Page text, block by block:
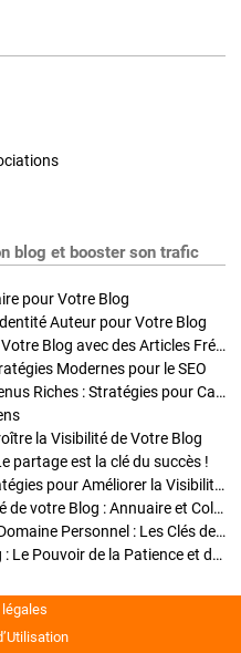
blog et booster son trafic
pour Votre Blog
Auteur pour Votre Blog
Stratégies de Publication : Boostez Votre Blog avec des Articles Fréquents et Exclusifs
Modernes pour le SEO
Enrichir Vos Articles avec des Contenus Riches : Stratégies pour Captiver et Optimiser
la Visibilité de Votre Blog
partage est la clé du succès !
Optimisation SEO des Articles : Stratégies pour Améliorer la Visibilité de Votre Blog
Stratégies pour améliorer la visibilité de votre Blog : Annuaire et Collaborations
Pourquoi Investir dans un Nom de Domaine Personnel : Les Clés de la Réussite de Votre Blog
Comment Faire Émerger Votre Blog : Le Pouvoir de la Patience et de la Persévérance